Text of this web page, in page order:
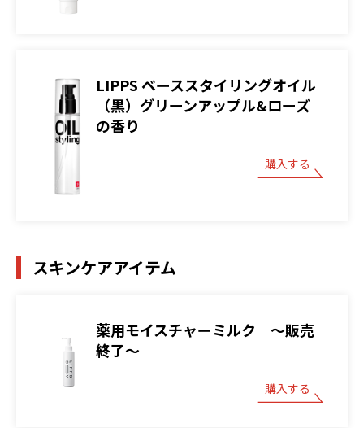
LIPPS ベーススタイリングオイル
（黒）グリーンアップル&ローズ
の香り
購入する
スキンケアアイテム
薬用モイスチャーミルク ～販売
終了～
購入する